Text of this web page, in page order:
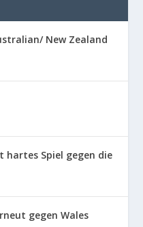
New Zealand
hartes Spiel gegen die
gegen Wales